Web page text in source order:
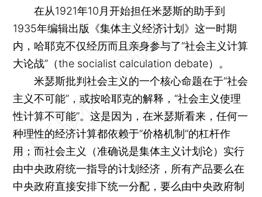
在从1921年10月开始担任米瑟斯的助手到
1935年编辑出版《集体主义经济计划》这一时期
内，哈耶克不仅经历而且亲身参与了“社会主义计算
大论战”（the socialist calculation debate）。
米瑟斯批判社会主义的一个核心命题在于“社会
主义不可能”，或按哈耶克的解释，“社会主义使理
性计算不可能”。这是因为，在米瑟斯看来，任何一
种理性的经济计算都依赖于“价格机制”的杠杆作
用；而社会主义（准确说是集体主义计划论）实行
由中央政府统一指导的计划经济，所有产品要么在
中央政府直接安排下统一分配，要么由中央政府制